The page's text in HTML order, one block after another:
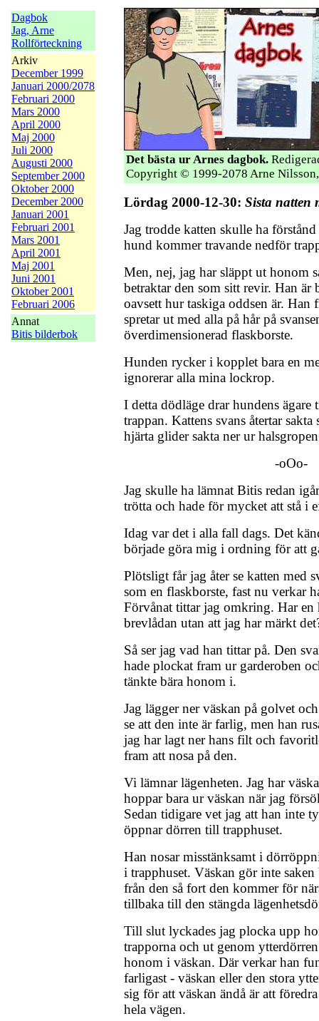
Dagbok
Jag, Arne
Rollförteckning
Arkiv
December 1999
Januari 2000/2078
Februari 2000
Mars 2000
April 2000
Maj 2000
Juli 2000
Augusti 2000
September 2000
Oktober 2000
December 2000
Januari 2001
Februari 2001
Mars 2001
April 2001
Maj 2001
Juni 2001
Oktober 2001
Februari 2006
Annat
Bitis bilderbok
Det bästa ur Arnes dagbok.
Copyright © 1999-2078 Arne
Lördag 2000-12-30: Sista natten
Jag trodde katten skulle ha
hund kommer travande nedför
Men, nej, jag har släppt ut honom
betraktar den som sitt revir. Han är
oavsett hur taskiga oddsen är. Han
spretar ut med alla på hår på
överdimensionerad flaskborste.
Hunden rycker i kopplet bara en
ignorerar alla mina lockrop.
I detta dödläge drar hundens
trappan. Kattens svans återtar
hjärta glider sakta ner ur
-oOo-
Jag skulle ha lämnat Bitis redan
trötta och hade för mycket att stå i
Idag var det i alla fall dags. Det
började göra mig i ordning för att
Plötsligt får jag åter se katten med
som en flaskborste, fast nu verkar
Förvånat tittar jag omkring. Har
brevlådan utan att jag har märkt
Så ser jag vad han tittar på. Den
hade plockat fram ur garderoben
tänkte bära honom i.
Jag lägger ner väskan på golvet
se att den inte är farlig, men han
jag har lagt ner hans filt och
fram att nosa på den.
Vi lämnar lägenheten. Jag har
hoppar bara ur väskan när jag
Sedan tidigare vet jag att han inte
öppnar dörren till trapphuset.
Han nosar misstänksamt i
i trapphuset. Väskan gör inte
från den så fort den kommer för
tillbaka till den stängda
Till slut lyckades jag plocka upp
trapporna och ut genom
honom i väskan. Där verkar han
farligast - väskan eller den stora
sig för att väskan ändå är att
hela vägen.